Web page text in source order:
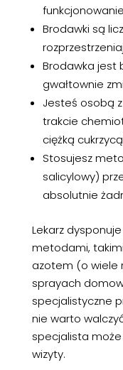
Brodawki są
Brodawka jest
gwałtownie
Jesteś osobą
trakcie
ciężką
Stosujesz
salicylowy)
absolutnie
Lekarz
metodami,
azotem (o wiele
sprayach
specjalistyczne
nie warto
specjalista
wizyty.